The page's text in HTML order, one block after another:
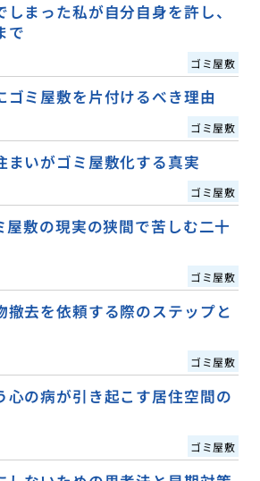
まった私が自分自身を許し、
で
ゴミ屋敷
ゴミ屋敷を片付けるべき理由
ゴミ屋敷
まいがゴミ屋敷化する真実
ゴミ屋敷
屋敷の現実の狭間で苦しむ二十
ゴミ屋敷
撤去を依頼する際のステップと
ゴミ屋敷
心の病が引き起こす居住空間の
ゴミ屋敷